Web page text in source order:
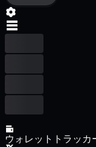
ウォレットトラッカ